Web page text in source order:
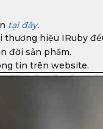
tại đây.
thương hiệu IRuby
đời sản phẩm.
tin trên website.